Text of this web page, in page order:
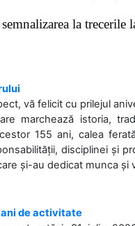
la trecerile
vă felicit cu prilejul
marchează istoria,
155 ani, calea
disciplinei și
și-au dedicat munca și
ani de activitate